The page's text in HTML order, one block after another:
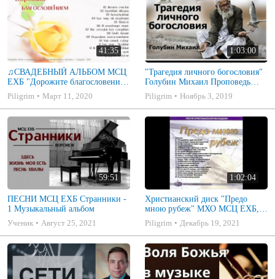
41:35
♫СВАДЕБНЫЙ АЛЬБОМ МСЦ
ЕХБ "Дорожите благословением
- Христианские песни.
Музыкальный диск. Псалмы
Piligrim Март 11, 2020
1:03:00
"Трагедия личного богословия"
Голубин Михаил Проповедь
2019
Piligrim Ноябрь 3, 2019
59:51
ПЕСНИ МСЦ ЕХБ Странники -
1 Музыкальный альбом
Ученик
Август 25, 2021
1:02:04
Христианский диск "Предо
мною рубеж" МХО МСЦ ЕХБ,
музыкальный альбом, пение,
музыка
Piligrim Декабрь 19, 2021